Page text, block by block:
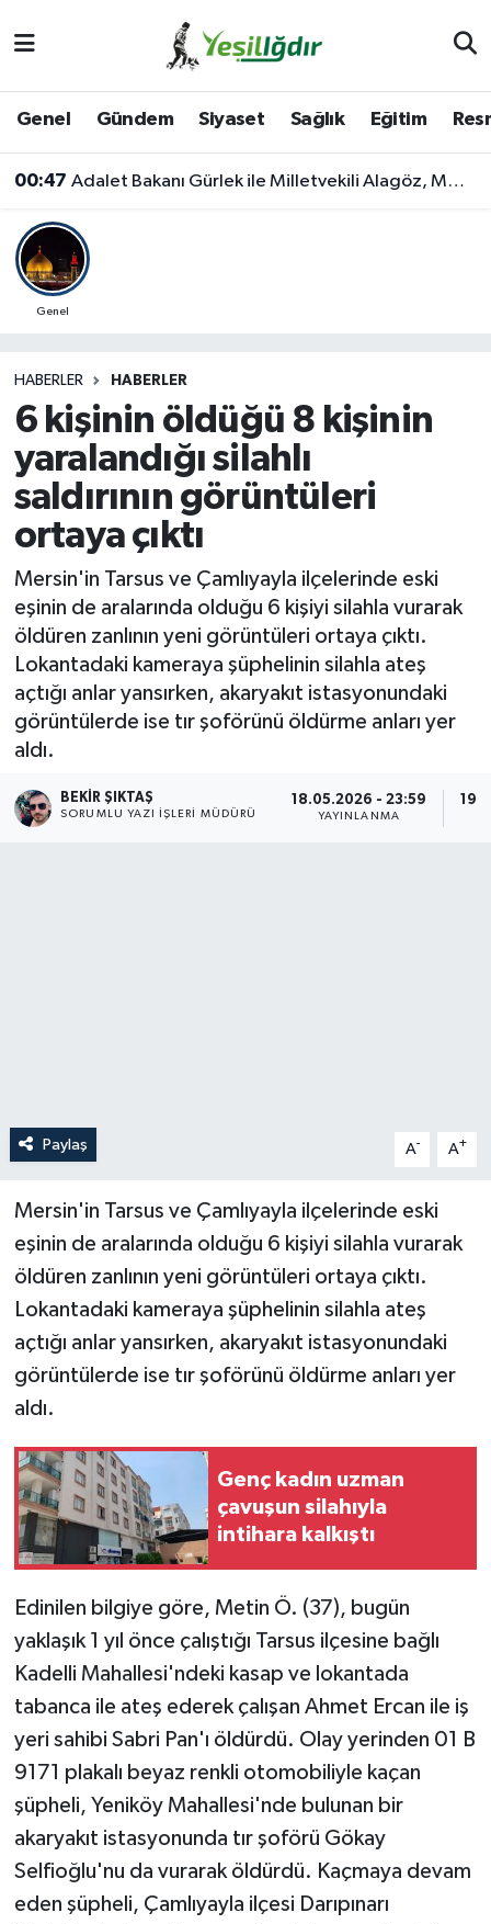
Genel Gündem Siyaset Sağlık Eğitim
00:47 Adalet Bakanı Gürlek ile Milletvekili Alagöz, MHP İl Başkanlığını Ziyaret Etti
Genel
HABERLER HABERLER
6 kişinin öldüğü 8 kişinin
yaralandığı silahlı
saldırının görüntüleri
ortaya çıktı
Mersin'in Tarsus ve Çamlıyayla ilçelerinde eski
eşinin de aralarında olduğu 6 kişiyi silahla vurarak
öldüren zanlının yeni görüntüleri ortaya çıktı.
Lokantadaki kameraya şüphelinin silahla ateş
açtığı anlar yansırken, akaryakıt istasyonundaki
görüntülerde ise tır şoförünü öldürme anları yer
aldı.
BEKIR ŞIKTAŞ
SORUMLU YAZI İŞLERI MÜDÜRÜ
18.05.2026 - 23:59
YAYINLANMA
Paylaş A- A+
Mersin'in Tarsus ve Çamlıyayla ilçelerinde eski
eşinin de aralarında olduğu 6 kişiyi silahla vurarak
öldüren zanlının yeni görüntüleri ortaya çıktı.
Lokantadaki kameraya şüphelinin silahla ateş
açtığı anlar yansırken, akaryakıt istasyonundaki
görüntülerde ise tır şoförünü öldürme anları yer
aldı.
Genç kadın uzman
çavuşun silahıyla
intihara kalkıştı
Edinilen bilgiye göre, Metin Ö. (37), bugün
yaklaşık 1 yıl önce çalıştığı Tarsus ilçesine bağlı
Kadelli Mahallesi'ndeki kasap ve lokantada
tabanca ile ateş ederek çalışan Ahmet Ercan ile iş
yeri sahibi Sabri Pan'ı öldürdü. Olay yerinden 01 B
9171 plakalı beyaz renkli otomobiliyle kaçan
şüpheli, Yeniköy Mahallesi'nde bulunan bir
akaryakıt istasyonunda tır şoförü Gökay
Selfioğlu'nu da vurarak öldürdü. Kaçmaya devam
eden şüpheli, Çamlıyayla ilçesi Darıpınarı
Iğdır Trafik Yoğunluk Haritası
Süper Lig Puan Durumu ve Fikstür
Son Dakika Haberleri
Haber Arşivi